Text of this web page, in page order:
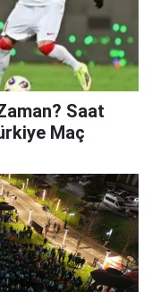
Saat
Maç